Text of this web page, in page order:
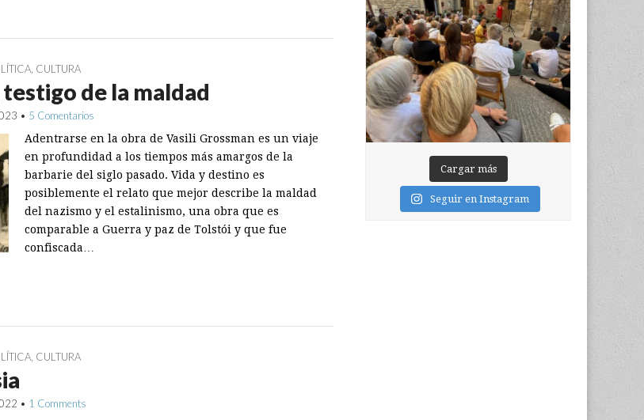
CULTURA
de la maldad
• 5 Comentarios
Adentrarse en la obra de Vasili Grossman es un viaje
en profundidad a los tiempos más amargos de la
barbarie del siglo pasado. Vida y destino es
posiblemente el relato que mejor describe la maldad
del nazismo y el estalinismo, una obra que es
comparable a Guerra y paz de Tolstói y que fue
confiscada…
, CULTURA
• 1 Comments
Cargar más
Seguir en Instagram